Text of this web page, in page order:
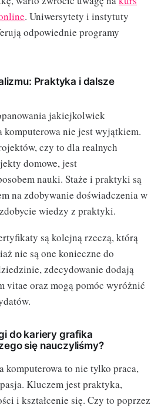
. Uniwersytety i instytuty
odpowiednie programy
Praktyka i dalsze
jakiejkolwiek
komputerowa nie jest wyjątkiem.
czy to dla realnych
domowe, jest
nauki. Staże i praktyki są
na zdobywanie doświadczenia w
wiedzy z praktyki.
są kolejną rzeczą, którą
nie są one konieczne do
zdecydowanie dodają
vitae oraz mogą pomóc wyróżnić
do kariery grafika
się nauczyliśmy?
komputerowa to nie tylko praca,
Kluczem jest praktyka,
i kształcenie się. Czy to poprzez